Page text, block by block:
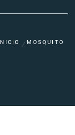
INICIO MOSQUITO